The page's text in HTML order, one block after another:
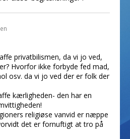
privatbilismen, da vi jo ved,
Hvorfor ikke forbyde fed mad,
osv. da vi jo ved der er folk der
kærligheden- den har en
religiøse vanvid er næppe
det er fornuftigt at tro på